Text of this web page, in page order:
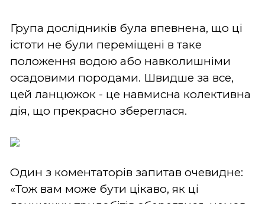
Група дослідників була впевнена, що ці
істоти не були переміщені в таке
положення водою або навколишніми
осадовими породами. Швидше за все,
цей ланцюжок - це навмисна колективна
дія, що прекрасно збереглася.
Один з коментаторів запитав очевидне:
«Тож вам може бути цікаво, як ці